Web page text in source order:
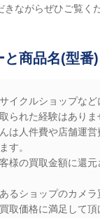
ながらぜひご覧く
と商品名(型番
イクルショップな
られた経験はありま
は人件費や店舗運
す。
様の買取金額に還
るショップのカメ
取価格に満足して頂